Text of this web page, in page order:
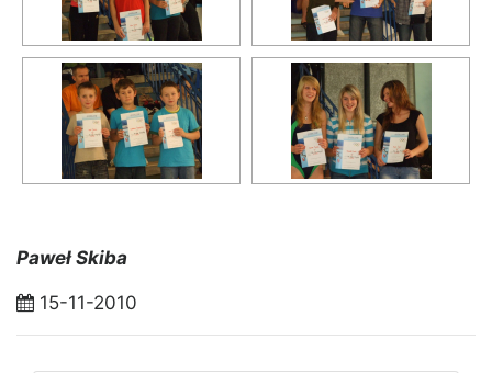
Paweł Skiba
15-11-2010